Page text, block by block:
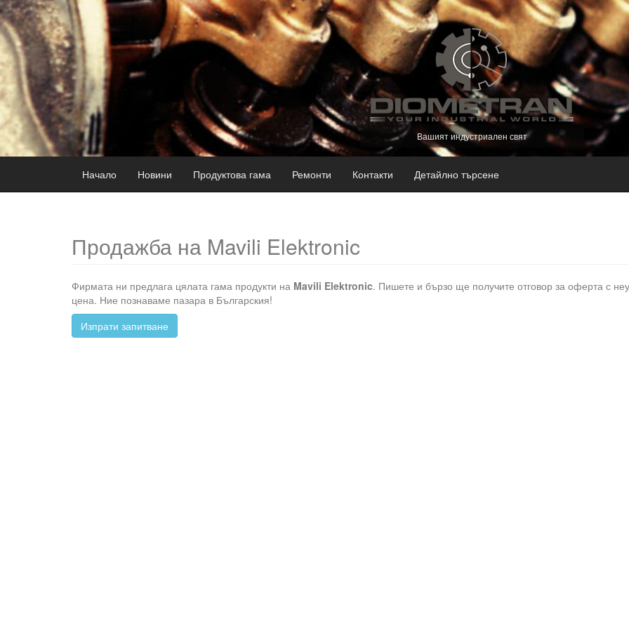
Вашият индустриален свят
Начало Новини Продуктова гама Ремонти Контакти Детайлно търсене
Продажба на Mavili Elektronic
Фирмата ни предлага цялата гама продукти на Mavili Elektronic. Пишете и бързо ще получите отговор за оферта с
цена. Ние познаваме пазара в Българския!
Изпрати запитване